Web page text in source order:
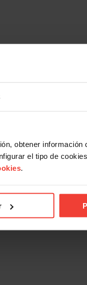
obtener información
el tipo de
.